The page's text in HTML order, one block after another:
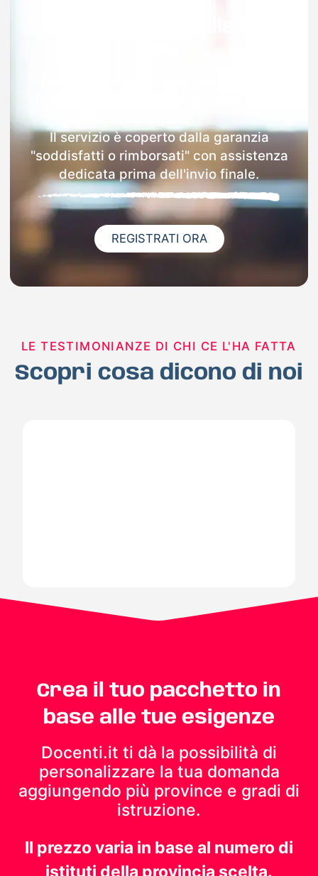
Il servizio è coperto dalla garanzia
"soddisfatti o rimborsati" con assistenza
dedicata prima dell'invio finale.
REGISTRATI ORA
LE TESTIMONIANZE DI CHI CE L'HA FATTA
Scopri cosa dicono di noi
Crea il tuo pacchetto in
base alle tue esigenze
Docenti.it ti dà la possibilità di
personalizzare la tua domanda
aggiungendo più province e gradi di
istruzione.
Il prezzo varia in base al numero di
istituti della provincia scelta.